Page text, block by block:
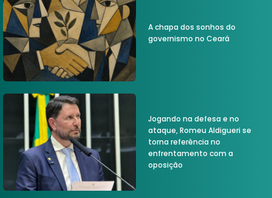
A chapa dos sonhos do
governismo no Ceará
Jogando na defesa e no
ataque, Romeu Aldigueri se
torna referência no
enfrentamento com a
oposição